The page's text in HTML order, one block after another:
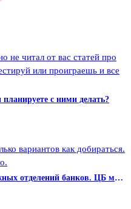
не читал от вас статей про
или проиграешь и все
с ними делать?
вариантов как добираться.
В России менее 300 передвижных отделений банков. ЦБ может снять с них ограничения